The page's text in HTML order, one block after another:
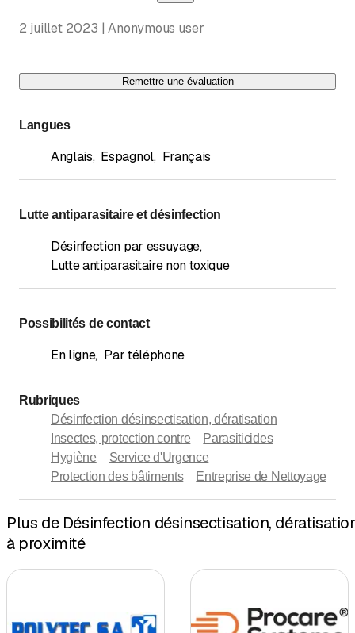
2 juillet 2023 | Anonymous user
Remettre une évaluation
Langues
Anglais, Espagnol, Français
Lutte antiparasitaire et désinfection
Désinfection par essuyage,
Lutte antiparasitaire non toxique
Possibilités de contact
En ligne, Par téléphone
Rubriques
Désinfection désinsectisation, dératisation
Insectes, protection contre
Parasiticides
Hygiène
Service d'Urgence
Protection des bâtiments
Entreprise de Nettoyage
Plus de Désinfection désinsectisation,
à proximité